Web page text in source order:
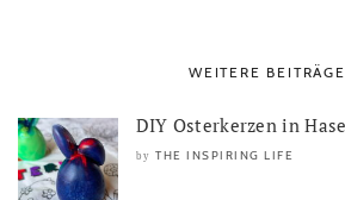
WEITERE BEITRÄGE
DIY Osterkerzen in
by THE INSPIRING LIFE